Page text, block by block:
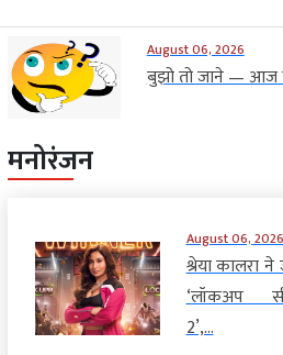
August 06, 2026
बुझो तो जाने — आज
मनोरंजन
August 06, 2026
श्रेया कालरा ने
‘लॉकअप
2’,...